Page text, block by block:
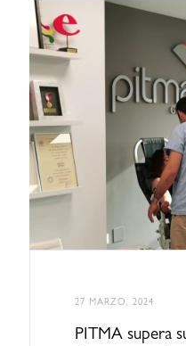
27 MARZO, 2024
PITMA supera